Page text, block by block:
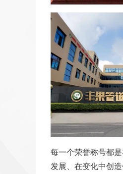
每一个荣誉称号都
发展、在变化中创